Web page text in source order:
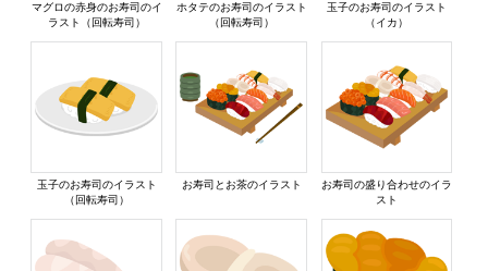
マグロの赤身のお寿司のイ
ラスト（回転寿司）
ホタテのお寿司のイラスト
（回転寿司）
玉子のお寿司のイラスト
（イカ）
玉子のお寿司のイラスト
（回転寿司）
お寿司とお茶のイラスト
お寿司の盛り合わせのイラ
スト